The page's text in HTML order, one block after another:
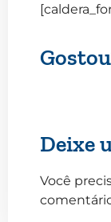
Deixe
Você